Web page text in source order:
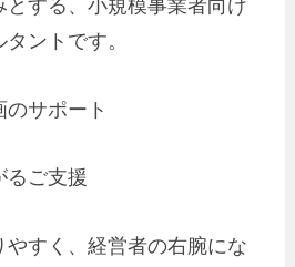
する、小規模事業者向け
ントです。
のサポート
るご支援
すく、経営者の右腕にな